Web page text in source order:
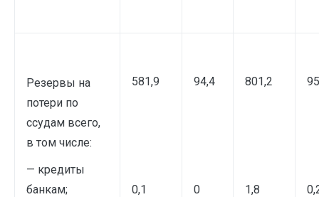
Резервы на
потери по
ссудам всего,
в том числе:
— кредиты
банкам;
581,9
0,1
94,4
0
801,2
1,8